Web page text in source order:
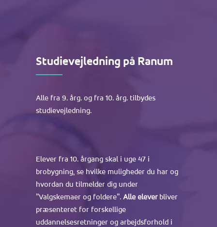
Studievejledning på Ranum
Alle fra 9. årg. og fra 10. årg. tilbydes
studievejledning.
Elever fra 10. årgang skal i uge 47 i
brobygning, se hvilke muligheder du har og
hvordan du tilmelder dig under
”Valgskemaer og foldere”. Alle eleverbliver
præsenteret for forskellige
uddannelsesretninger og arbejdsforhold i